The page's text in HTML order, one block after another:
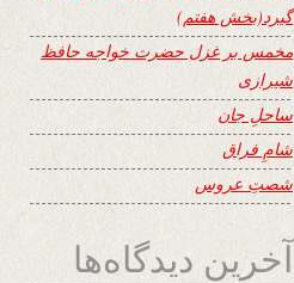
گیرد(بخش هفتم)
مخمس بر غزل حضرت خواجه حافظ
شیرازی
ساحلِ جان
شامِ فراق
شصتِ عروس
آخرین دیدگاه‌ها